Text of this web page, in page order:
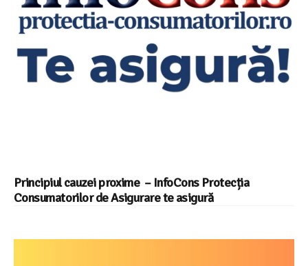
Principiul cauzei proxime – InfoCons Protecția
Consumatorilor de Asigurare te asigură